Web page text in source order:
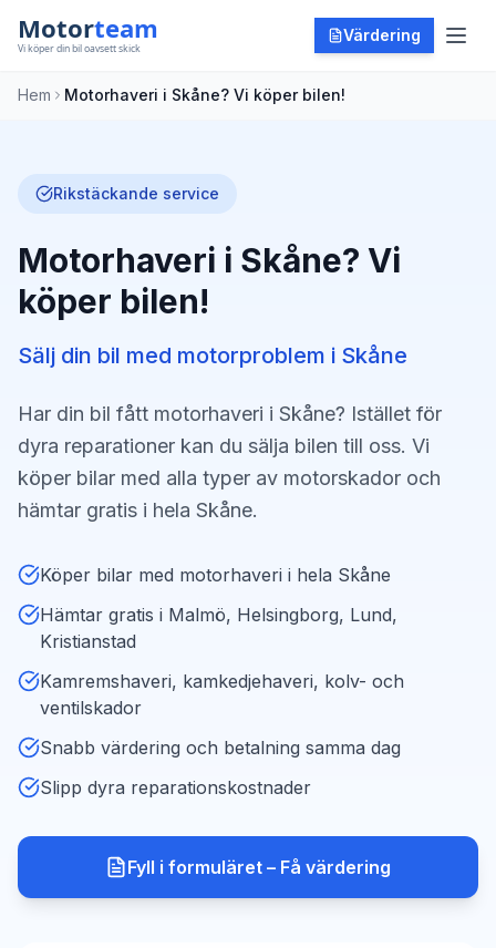
Värdering
Hem Motorhaveri i Skåne? Vi köper bilen!
Rikstäckande service
Motorhaveri i Skåne? Vi
köper bilen!
Sälj din bil med motorproblem i Skåne
Har din bil fått motorhaveri i Skåne? Istället för
dyra reparationer kan du sälja bilen till oss. Vi
köper bilar med alla typer av motorskador och
hämtar gratis i hela Skåne.
Köper bilar med motorhaveri i hela Skåne
Hämtar gratis i Malmö, Helsingborg, Lund,
Kristianstad
Kamremshaveri, kamkedjehaveri, kolv- och
ventilskador
Snabb värdering och betalning samma dag
Slipp dyra reparationskostnader
Fyll i formuläret – Få värdering